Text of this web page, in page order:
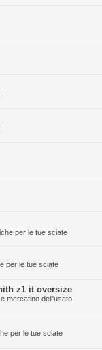
per le tue sciate
per le tue sciate
z1 it oversize
mercatino dell'usato
per le tue sciate